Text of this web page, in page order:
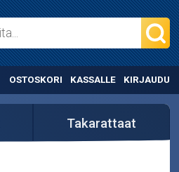
OSTOSKORI KASSALLE KIRJAUDU
Takarattaat